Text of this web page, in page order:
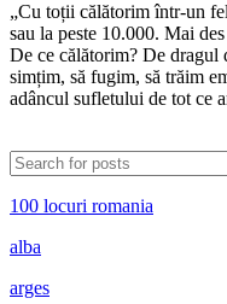
„Cu toții călătorim într-un
sau la peste 10.000. Mai
De ce călătorim? De dragul
simțim, să fugim, să trăim
adâncul sufletului de tot ce
100 locuri romania
alba
arges